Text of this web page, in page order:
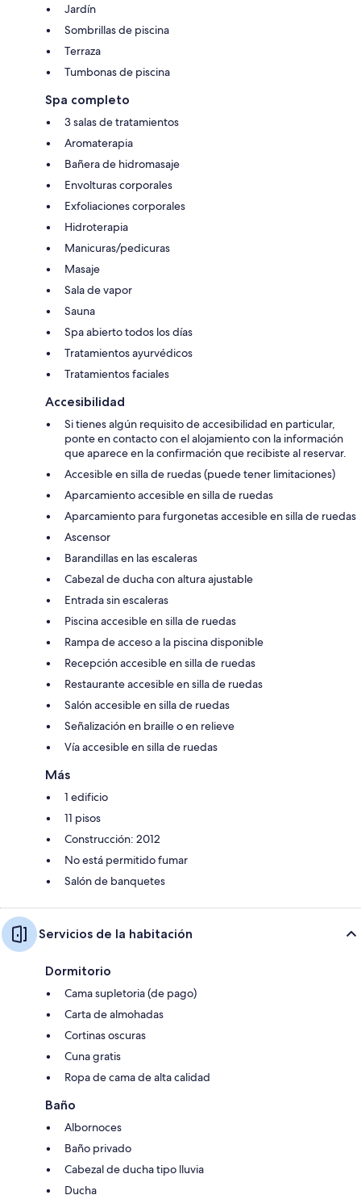
Jardín
Sombrillas de piscina
Terraza
Tumbonas de piscina
Spa completo
3 salas de tratamientos
Aromaterapia
Bañera de hidromasaje
Envolturas corporales
Exfoliaciones corporales
Hidroterapia
Manicuras/pedicuras
Masaje
Sala de vapor
Sauna
Spa abierto todos los días
Tratamientos ayurvédicos
Tratamientos faciales
Accesibilidad
Si tienes algún requisito de accesibilidad en particular,
ponte en contacto con el alojamiento con la información
que aparece en la confirmación que recibiste al reservar.
Accesible en silla de ruedas (puede tener limitaciones)
Aparcamiento accesible en silla de ruedas
Aparcamiento para furgonetas accesible en silla de ruedas
Ascensor
Barandillas en las escaleras
Cabezal de ducha con altura ajustable
Entrada sin escaleras
Piscina accesible en silla de ruedas
Rampa de acceso a la piscina disponible
Recepción accesible en silla de ruedas
Restaurante accesible en silla de ruedas
Salón accesible en silla de ruedas
Señalización en braille o en relieve
Vía accesible en silla de ruedas
Más
1 edificio
11 pisos
Construcción: 2012
No está permitido fumar
Salón de banquetes
Servicios de la habitación
Dormitorio
Cama supletoria (de pago)
Carta de almohadas
Cortinas oscuras
Cuna gratis
Ropa de cama de alta calidad
Baño
Albornoces
Baño privado
Cabezal de ducha tipo lluvia
Ducha